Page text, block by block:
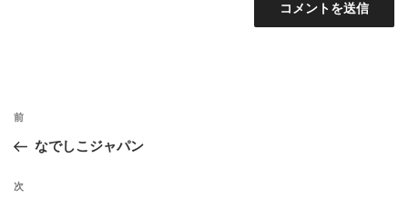
投
ナ
ビ
前
の
稿
前
なでしこジャパン
次
次